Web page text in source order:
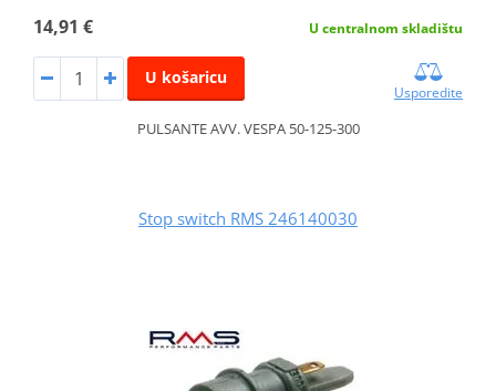
14,91 € U centralnom skladištu
U košaricu
Usporedite
PULSANTE AVV. VESPA 50-125-300
Stop switch RMS 246140030